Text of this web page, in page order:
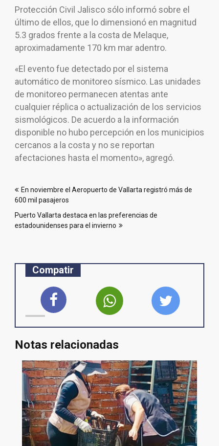
Protección Civil Jalisco sólo informó sobre el
último de ellos, que lo dimensionó en magnitud
5.3 grados frente a la costa de Melaque,
aproximadamente 170 km mar adentro.
«El evento fue detectado por el sistema
automático de monitoreo sísmico. Las unidades
de monitoreo permanecen atentas ante
cualquier réplica o actualización de los servicios
sismológicos. De acuerdo a la información
disponible no hubo percepción en los municipios
cercanos a la costa y no se reportan
afectaciones hasta el momento», agregó.
de
entradas
En noviembre el Aeropuerto de Vallarta registró más de
600 mil pasajeros
Puerto Vallarta destaca en las preferencias de
estadounidenses para el invierno
Compatir
Notas relacionadas